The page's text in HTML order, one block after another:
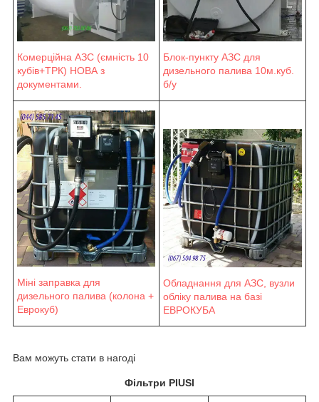
Комерційна АЗС (ємність 10
кубів+ТРК) НОВА з
документами.
Блок-пункту АЗС для
дизельного палива 10м.куб.
б/у
Міні заправка для
дизельного палива (колона +
Еврокуб)
Обладнання для АЗС, вузли
обліку палива на базі
ЕВРОКУБА
Вам можуть стати в нагоді
Фільтри PIUSI